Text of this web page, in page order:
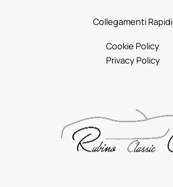
Collegamenti Rapidi
Cookie Policy
Privacy Policy